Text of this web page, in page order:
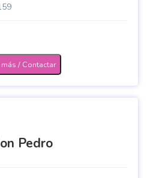
más / Contactar
Pedro